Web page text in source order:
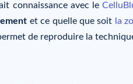
connaissance avec le
et ce quelle que soit la
de reproduire la